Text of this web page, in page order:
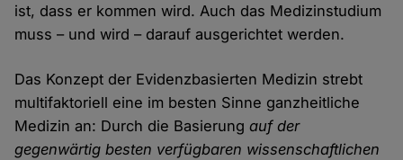
ist, dass er kommen wird. Auch das Medizinstudium
muss – und wird – darauf ausgerichtet werden.
Das Konzept der Evidenzbasierten Medizin strebt
multifaktoriell eine im besten Sinne ganzheitliche
Medizin an: Durch die Basierungauf der
gegenwärtig besten verfügbaren wissenschaftlichen